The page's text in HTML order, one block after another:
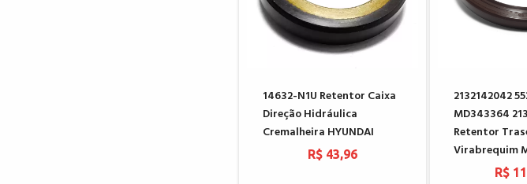
14632-N1U Retentor Caixa
Direção Hidráulica
Cremalheira HYUNDAI
R$ 43,96
2132142042
MD343364
Retentor
Virabrequim
R$